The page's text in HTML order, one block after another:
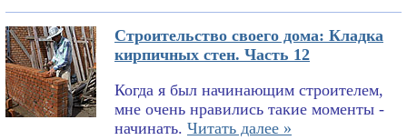
Строительство своего дома: Кладка
кирпичных стен. Часть 12
Когда я был начинающим строителем,
мне очень нравились такие моменты -
начинать. Читать далее »